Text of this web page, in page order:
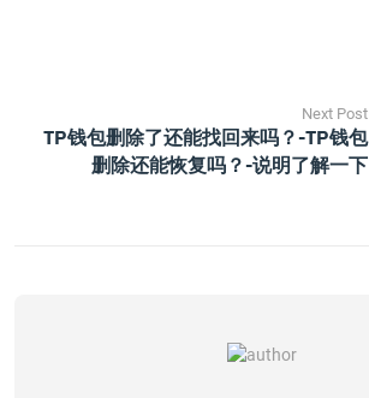
Next Post
TP钱包删除了还能找回来吗？-TP钱包
删除还能恢复吗？-说明了解一下